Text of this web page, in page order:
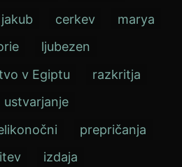
jakub cerkev
marya
ljubezen
v Egiptu
razkritja
ustvarjanje
prepričanja
izdaja